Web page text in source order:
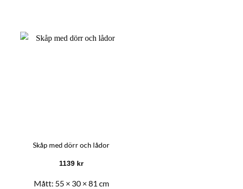
Skåp med dörr och lådor
1139 kr
Mått: 55 × 30 × 81 cm